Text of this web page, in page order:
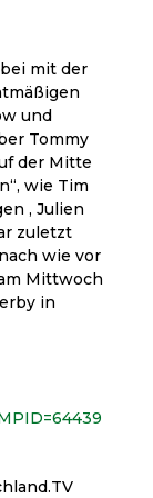
mit der
und
Tommy
der Mitte
wie Tim
, Julien
zuletzt
wie vor
Mittwoch
in